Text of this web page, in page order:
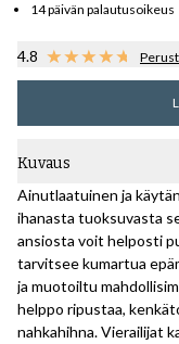
14 päivän palautusoikeus
4.8
Kuvaus
Ainutlaatuinen ja
ihanasta tuoksuvasta
ansiosta voit helposti
tarvitsee kumartua
ja muotoiltu
helppo ripustaa,
nahkahihna. Vierailijat